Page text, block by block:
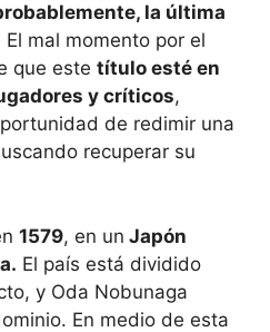
la última
El mal momento por el
que este título esté en
y críticos,
de redimir una
recuperar su
1579, en un Japón
El país está dividido
y Oda Nobunaga
En medio de esta